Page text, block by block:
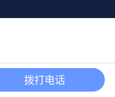
拨打电话